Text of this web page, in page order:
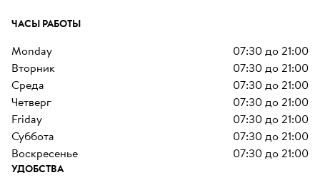
ЧАСЫ РАБОТЫ
monday 07:30до21:00
вторник
07:30до21:00
среда
07:30до21:00
четверг
07:30до21:00
friday
07:30до21:00
суббота
07:30до21:00
воскресенье
07:30до21:00
УДОБСТВА